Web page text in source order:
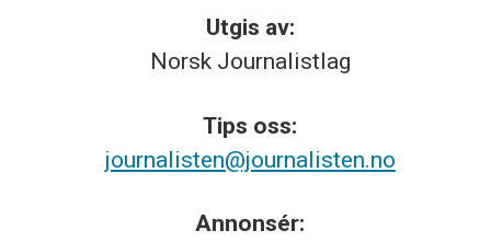
Utgis av:
Norsk Journalistlag
Tips oss:
journalisten@journalisten.no
Annonsér: